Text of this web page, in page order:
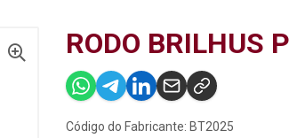
RODO BRILHUS
Código do Fabricante: BT2025